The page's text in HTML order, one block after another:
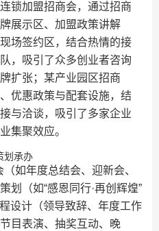
锁加盟招商会，通过招商
展示区、加盟政策讲解
场签约区，结合热情的接
，吸引了众多创业者咨询
扩张；某产业园区招商
优惠政策与配套设施，结
与洽谈，吸引了多家企业
集聚效应。
划承办
如年度总结会、迎新会、
划（如“感恩同行·再创辉煌”
设计（领导致辞、年度工作
目表演、抽奖互动、晚